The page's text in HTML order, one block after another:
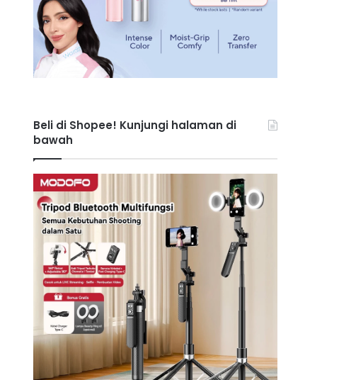
Beli di Shopee! Kunjungi halaman di
bawah